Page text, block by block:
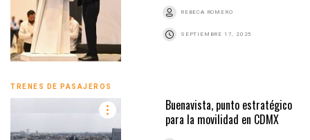
REBECA ROMERO
SEPTIEMBRE 17, 2025
TRENES DE PASAJEROS
Buenavista, punto estratégico
para la movilidad en CDMX